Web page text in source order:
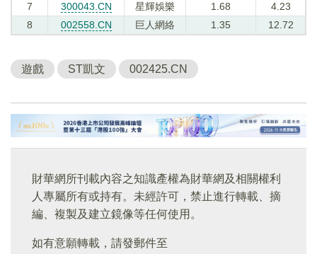
7
300043.CN 星輝娛樂 1.68
4.23
8
002558.CN 巨人網絡 1.35 12.72
遊戲 ST凱文 002425.CN
財華網所刊載內容之知識產權為財華網及相關權利
人專屬所有或持有。未經許可，禁止進行轉載、摘
編、複製及建立鏡像等任何使用。
如有意願轉載，請發郵件至